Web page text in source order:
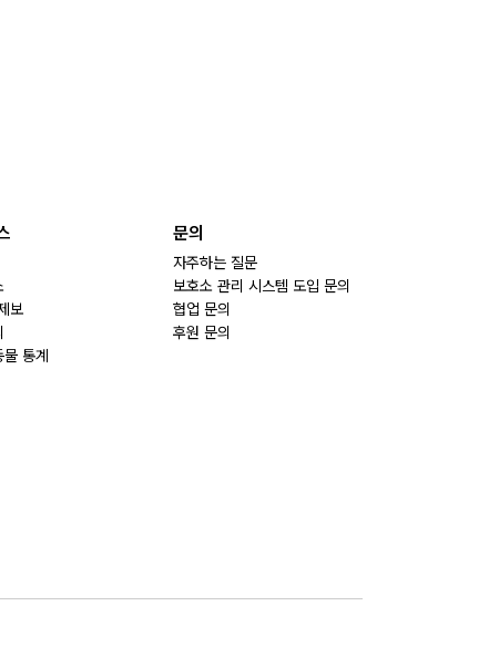
보
통계
문의
자주하는 질문
보호소 관리 시스템 도입 문의
협업 문의
후원 문의